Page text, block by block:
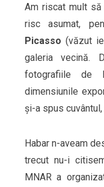
Am riscat mult
risc asumat,
Picasso (văzut
galeria vecină.
fotografiile de
dimensiunile
și-a spus
Habar n-aveam
trecut nu-i
MNAR a